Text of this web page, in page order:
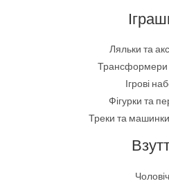
Ляльки та
Трансформери
Ігрові
Фігурки та
Треки та